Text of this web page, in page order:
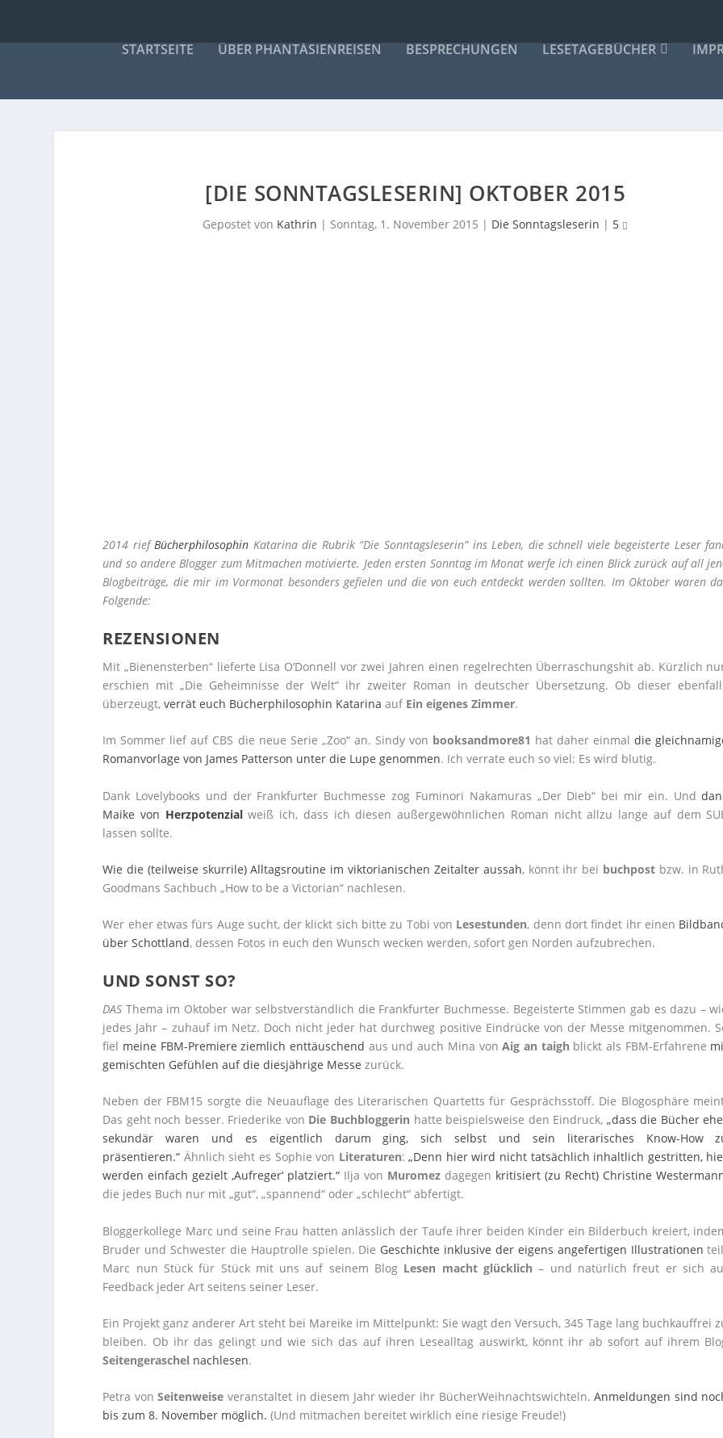
STARTSEITE ÜBER PHANTÁSIENREISEN BESPRECHUNGEN LESETAGEBÜCHER
[DIE SONNTAGSLESERIN] OKTOBER 2015
Gepostet von Kathrin | Sonntag, 1. November 2015 | Die Sonntagsleserin | 5
2014 riefBücherphilosophin Katarina die Rubrik “Die Sonntagsleserin” ins Leben, die schnell viele begeisterte Leser
und so andere Blogger zum Mitmachen motivierte. Jeden ersten Sonntag im Monat werfe ich einen Blick zurück auf all
Blogbeiträge, die mir im Vormonat besonders gefielen und die von euch entdeckt werden sollten. Im Oktober waren
Folgende:
REZENSIONEN
Mit „Bienensterben“ lieferte Lisa O’Donnell vor zwei Jahren einen regelrechten Überraschungshit ab. Kürzlich
erschien mit „Die Geheimnisse der Welt“ ihr zweiter Roman in deutscher Übersetzung. Ob dieser
überzeugt,verrät euch Bücherphilosophin Katarina auf Ein eigenes Zimmer.
Im Sommer lief auf CBS die neue Serie „Zoo“ an. Sindy von booksandmore81 hat daher einmaldie
Romanvorlage von James Patterson unter die Lupe genommen. Ich verrate euch so viel: Es wird blutig.
Dank Lovelybooks und der Frankfurter Buchmesse zog Fuminori Nakamuras „Der Dieb“ bei mir ein. Und
Maike von Herzpotenzialweiß ich, dass ich diesen außergewöhnlichen Roman nicht allzu lange auf dem
lassen sollte.
Wie die (teilweise skurrile) Alltagsroutine im viktorianischen Zeitalter aussah, könnt ihr bei buchpostbzw. in
Goodmans Sachbuch „How to be a Victorian“ nachlesen.
Wer eher etwas fürs Auge sucht, der klickt sich bitte zu Tobi von Lesestunden, denn dort findet ihr einen
über Schottland, dessen Fotos in euch den Wunsch wecken werden, sofort gen Norden aufzubrechen.
UND SONST SO?
DAS Thema im Oktober war selbstverständlich die Frankfurter Buchmesse. Begeisterte Stimmen gab es dazu –
jedes Jahr – zuhauf im Netz. Doch nicht jeder hat durchweg positive Eindrücke von der Messe mitgenommen.
fiel meine FBM-Premiere ziemlich enttäuschend aus und auch Mina vonAig an taigh blickt als FBM-Erfahrene
gemischten Gefühlen auf die diesjährige Messe zurück.
Neben der FBM15 sorgte die Neuauflage des Literarischen Quartetts für Gesprächsstoff. Die Blogosphäre
Das geht noch besser. Friederike von Die Buchbloggerin hatte beispielsweise den Eindruck, „dass die Bücher
sekundär waren und es eigentlich darum ging, sich selbst und sein literarisches Know-How
präsentieren.“ Ähnlich sieht es Sophie von Literaturen:„Denn hier wird nicht tatsächlich inhaltlich gestritten,
werden einfach gezielt ‚Aufreger‘ platziert.“ Ilja von Muromez dagegen kritisiert (zu Recht) Christine
die jedes Buch nur mit „gut“, „spannend“ oder „schlecht“ abfertigt.
Bloggerkollege Marc und seine Frau hatten anlässlich der Taufe ihrer beiden Kinder ein Bilderbuch kreiert,
Bruder und Schwester die Hauptrolle spielen. Die Geschichte inklusive der eigens angefertigen Illustrationen
Marc nun Stück für Stück mit uns auf seinem Blog Lesen macht glücklich– und natürlich freut er sich
Feedback jeder Art seitens seiner Leser.
Ein Projekt ganz anderer Art steht bei Mareike im Mittelpunkt: Sie wagt den Versuch, 345 Tage lang buchkauffrei
bleiben. Ob ihr das gelingt und wie sich das auf ihren Lesealltag auswirkt, könnt ihr ab sofort auf ihrem
Seitengeraschel nachlesen.
Petra vonSeitenweise veranstaltet in diesem Jahr wieder ihr BücherWeihnachtswichteln.Anmeldungen sind
bis zum 8. November möglich. (Und mitmachen bereitet wirklich eine riesige Freude!)